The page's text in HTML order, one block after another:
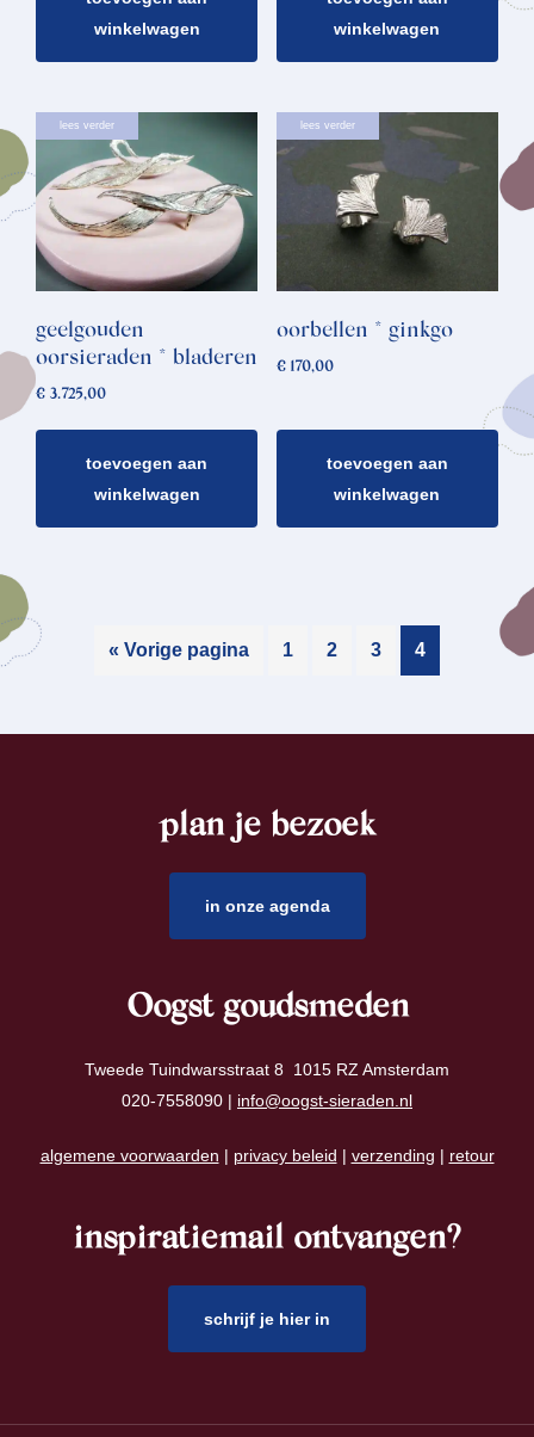
winkelwagen
winkelwagen
lees verder
geelgouden
oorsieraden * bladeren
€ 3.725,00
toevoegen aan
winkelwagen
lees verder
oorbellen * ginkgo
€170,00
toevoegen aan
winkelwagen
« Vorige pagina 1 2 3 4
plan je bezoek
in onze agenda
Oogst goudsmeden
Tweede Tuindwarsstraat 8 1015 RZ Amsterdam
020-7558090 | info@oogst-sieraden.nl
algemene voorwaarden | privacy beleid | verzending | retour
inspiratiemail ontvangen?
schrijf je hier in